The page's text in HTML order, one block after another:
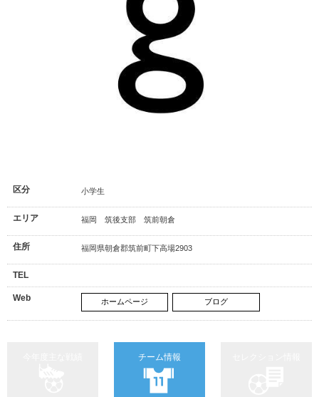
区分 小学生
エリア 福岡 筑後支部 筑前朝倉
住所 福岡県朝倉郡筑前町下高場2903
TEL
Web ホームページ ブログ
チーム情報